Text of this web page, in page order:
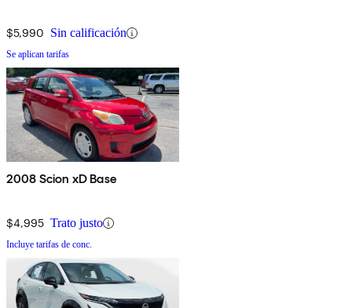
$5,990 Sin calificación
Se aplican tarifas
2008 Scion xD Base
$4,995 Trato justo
Incluye tarifas de conc.